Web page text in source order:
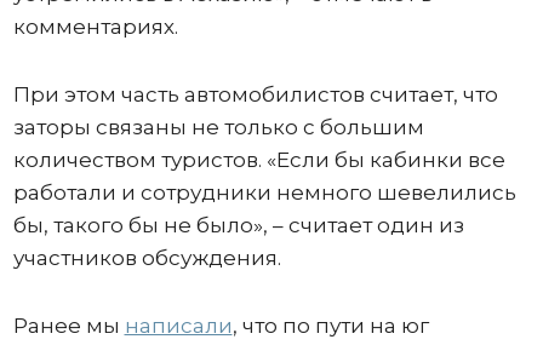
комментариях.
При этом часть автомобилистов считает, что
заторы связаны не только с большим
количеством туристов. «Если бы кабинки все
работали и сотрудники немного шевелились
бы, такого бы не было», – считает один из
участников обсуждения.
Ранее мы написали, что по пути на юг